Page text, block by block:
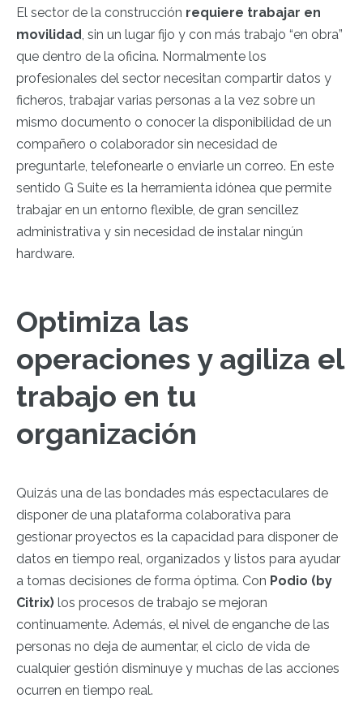
El sector de la construcción requiere trabajar en
movilidad, sin un lugar fijo y con más trabajo “en obra”
que dentro de la oficina. Normalmente los
profesionales del sector necesitan compartir datos y
ficheros, trabajar varias personas a la vez sobre un
mismo documento o conocer la disponibilidad de un
compañero o colaborador sin necesidad de
preguntarle, telefonearle o enviarle un correo. En este
sentido G Suite es la herramienta idónea que permite
trabajar en un entorno flexible, de gran sencillez
administrativa y sin necesidad de instalar ningún
hardware.
Optimiza las
operaciones y agiliza el
trabajo en tu
organización
Quizás una de las bondades más espectaculares de
disponer de una plataforma colaborativa para
gestionar proyectos es la capacidad para disponer de
datos en tiempo real, organizados y listos para ayudar
a tomas decisiones de forma óptima. Con Podio (by
Citrix) los procesos de trabajo se mejoran
continuamente. Además, el nivel de enganche de las
personas no deja de aumentar, el ciclo de vida de
cualquier gestión disminuye y muchas de las acciones
ocurren en tiempo real.